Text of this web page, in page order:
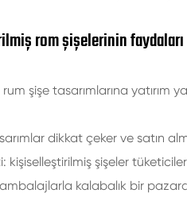
rom şişelerinin faydaları
şişe tasarımlarına yatırım
dikkat çeker ve satın
kişiselleştirilmiş şişeler
kalabalık bir